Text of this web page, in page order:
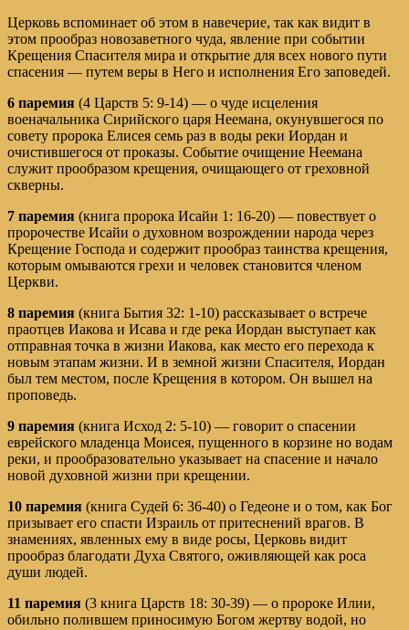
Церковь вспоминает об этом в навечерие, так как видит в
этом прообраз новозаветного чуда, явление при событии
Крещения Спасителя мира и открытие для всех нового пути
спасения — путем веры в Него и исполнения Его заповедей.
6 паремия (4 Царств 5: 9-14) — о чуде исцеления
военачальника Сирийского царя Неемана, окунувшегося по
совету пророка Елисея семь раз в воды реки Иордан и
очистив­шегося от проказы. Событие очищение Неемана
служит прообразом крещения, очищаю­щего от греховной
скверны.
7 паремия (книга пророка Исайи 1: 16-20) — повествует о
пророчестве Исайи о духов­ном возрождении народа через
Крещение Господа и содержит прообраз таинства крещения,
которым омываются грехи и человек становится членом
Церкви.
8 паремия (книга Бытия 32: 1-10) рассказывает о встрече
праотцев Иакова и Исава и где река Иордан выступает как
отправная точка в жизни Иакова, как место его перехода к
новым этапам жизни. И в земной жизни Спасителя, Иордан
был тем местом, после Крещения в котором. Он вышел на
проповедь.
9 паремия (книга Исход 2: 5-10) — говорит о спасении
еврейского младенца Моисея, пущенного в корзине но водам
реки, и прообразовательно указывает на спасение и на­чало
новой духовной жизни при крещении.
10 паремия (книга Судей 6: 36-40) о Гедеоне и о том, как Бог
призывает его спасти Израиль от притеснений врагов. В
знамениях, явленных ему в виде росы, Церковь видит
прообраз благодати Духа Святого, оживляющей как роса
души людей.
11 паремия (3 книга Царств 18: 30-39) — о пророке Илии,
обильно полившем приносимую Богом жертву водой, но